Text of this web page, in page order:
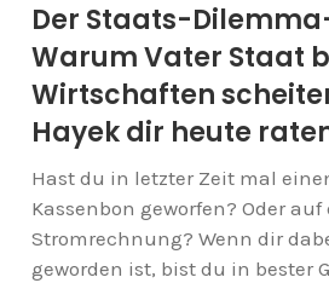
Der Staats-
Warum Vater Staat
Wirtschaften
Hayek dir heute
Hast du in letzter Zeit mal
Kassenbon geworfen? Oder auf
Stromrechnung? Wenn dir
geworden ist, bist du in bester